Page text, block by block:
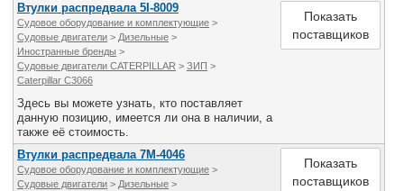
Втулки распредвала 5I-8009
Судовое оборудование и комплектующие >
Судовые двигатели > Дизельные >
Иностранные бренды >
Судовые двигатели CATERPILLAR > ЗИП >
Caterpillar C3066
Здесь вы можете узнать, кто поставляет
данную позицию, имеется ли она в наличии, а
также её стоимость.
Показать
поставщиков
Втулки распредвала 7M-4046
Судовое оборудование и комплектующие >
Судовые двигатели > Дизельные >
Показать
поставщиков